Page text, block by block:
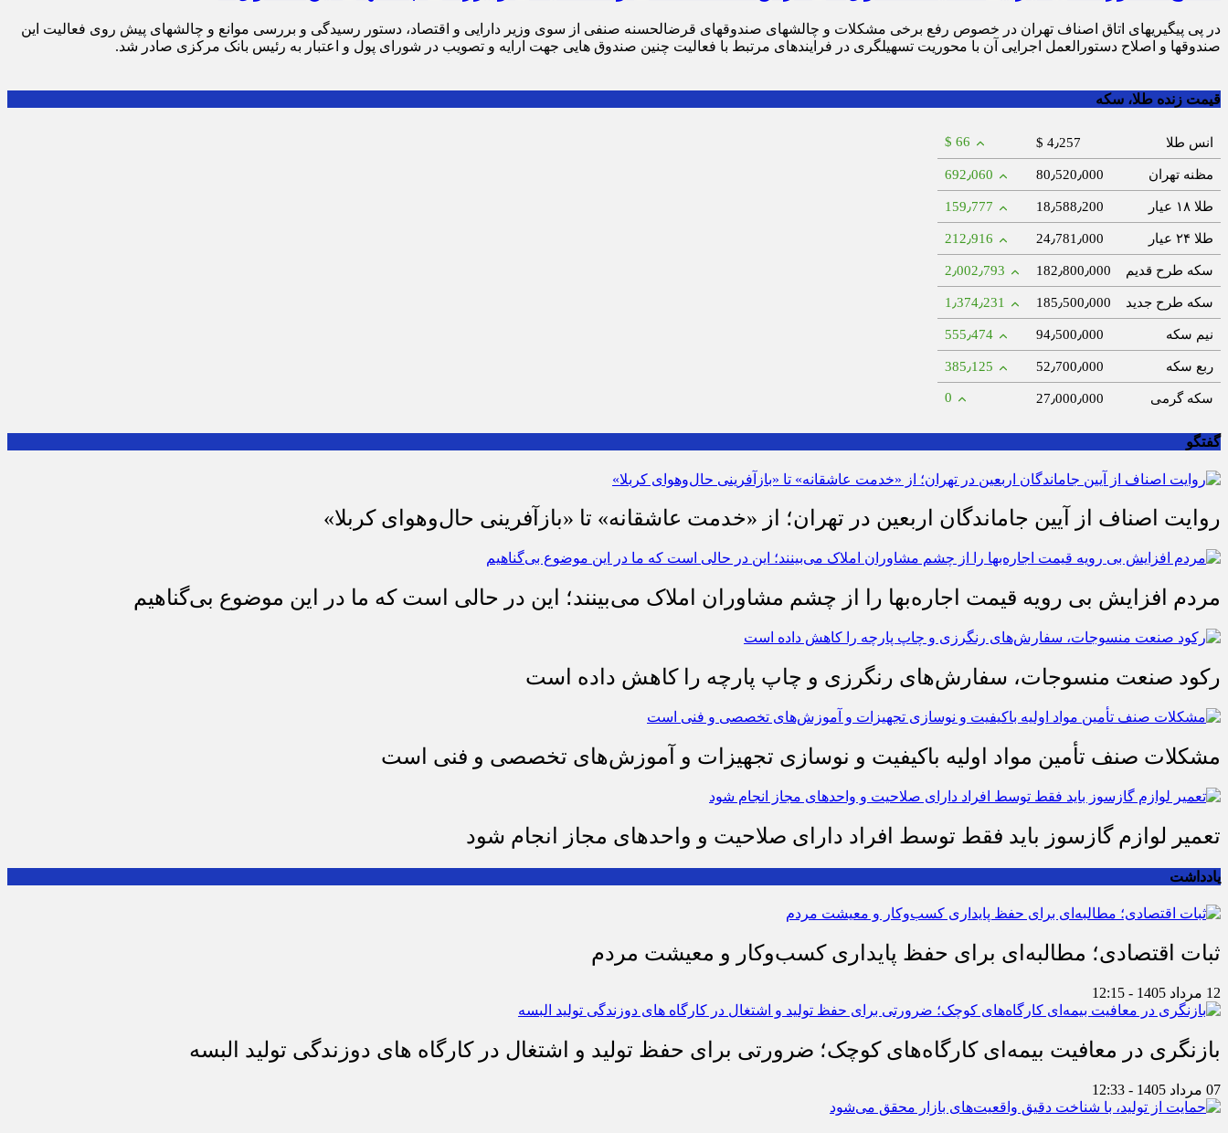
در پی پیگیری‎های اتاق اصناف تهران در خصوص رفع برخی مشکلات و چالش‎های صندوق‎های قرض‎الحسنه صنفی از سوی وزیر دارایی و اقتصاد، دستور رسیدگی و بررسی موانع و چالش‎های پیش روی فعالیت این
صندوق‎ها و اصلاح دستورالعمل اجرایی آن با محوریت تسهیل‎گری در فرایندهای مرتبط با فعالیت چنین صندوق هایی جهت ارایه و تصویب در شورای پول و اعتبار به رئیس بانک مرکزی صادر شد.
قیمت زنده طلا، سکه
انس طلا $ 4٫257 $ 66
مظنه تهران 80٫520٫000 692٫060
طلا ۱۸ عیار 18٫588٫200 159٫777
طلا ۲۴ عیار 24٫781٫000 212٫916
سکه طرح قدیم 182٫800٫000 2٫002٫793
سکه طرح جدید 185٫500٫000 1٫374٫231
نیم سکه 94٫500٫000 555٫474
ربع سکه 52٫700٫000 385٫125
سکه گرمی 27٫000٫000 0
گفتگو
روایت اصناف از آیین جاماندگان اربعین در تهران؛ از «خدمت عاشقانه» تا «بازآفرینی حال‌وهوای کربلا»
مردم افزایش بی رویه قیمت اجاره‌بها را از چشم مشاوران املاک می‌بینند؛ این در حالی است که ما در این موضوع بی‌گناهیم
رکود صنعت منسوجات، سفارش‌های رنگرزی و چاپ پارچه را کاهش داده است
مشکلات صنف تأمین مواد اولیه باکیفیت و نوسازی تجهیزات و آموزش‌های تخصصی و فنی است
تعمیر لوازم گازسوز باید فقط توسط افراد دارای صلاحیت و واحدهای مجاز انجام شود
یادداشت
ثبات اقتصادی؛ مطالبه‌ای برای حفظ پایداری کسب‌وکار و معیشت مردم
12 مرداد 1405 - 12:15
بازنگری در معافیت بیمه‌ای کارگاه‌های کوچک؛ ضرورتی برای حفظ تولید و اشتغال در کارگاه های دوزندگی تولید البسه
07 مرداد 1405 - 12:33